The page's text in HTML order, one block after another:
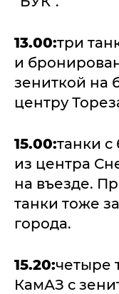
13.00:три
и
зениткой на
центру
15.00:танки
из центра
на въезде.
танки тоже
города.
15.20:четыре
КамАЗ с